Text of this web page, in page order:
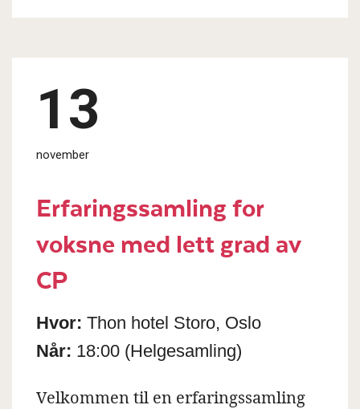
13
november
Erfaringssamling for
voksne med lett grad av
CP
Hvor: Thon hotel Storo, Oslo
Når: 18:00 (Helgesamling)
Velkommen til en erfaringssamling